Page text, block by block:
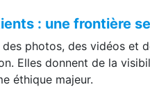
: une frontière
photos, des vidéos et
Elles donnent de la